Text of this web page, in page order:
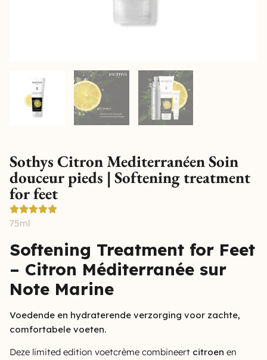
Sothys Citron Mediterranéen Soin
douceur pieds | Softening treatment
for feet
75ml
Softening Treatment for Feet
– Citron Méditerranée sur
Note Marine
Voedende en hydraterende verzorging voor zachte,
comfortabele voeten.
Deze limited edition voetcrème combineert citroen en